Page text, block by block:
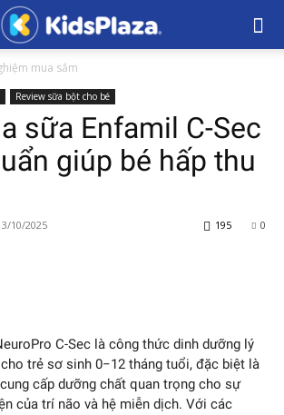
mua sắm
Review sữa bột cho bé
sữa Enfamil C-Sec
giúp bé hấp thu
10/2025 0
195
C-Sec là công thức dinh dưỡng lý
trẻ sơ sinh 0−12 tháng tuổi, đặc biệt là
cấp dưỡng chất quan trọng cho sự
của trí não và hệ miễn dịch. Với các